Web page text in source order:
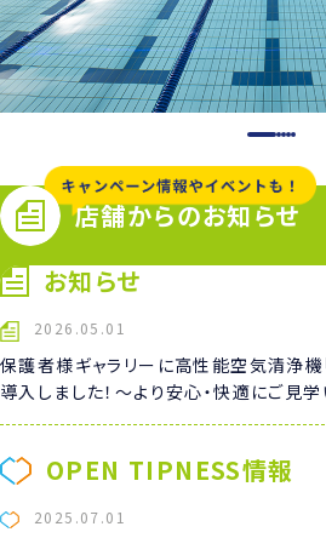
店舗からのお知らせ
お知らせ
2026.05.01
保護者様ギャラリーに高性能空気清浄機
導入しました！〜より安心・快適にご見
OPEN TIPNESS情報
2025.07.01